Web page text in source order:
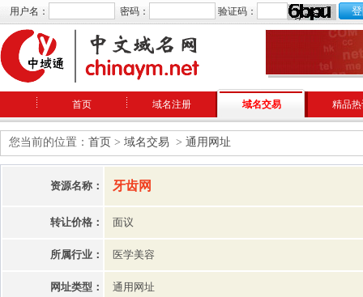
用户名： 密码： 验证码：
首页 域名注册 域名交易 精品
您当前的位置： 首页 > 域名交易 > 通用网址
资源名称： 牙齿网
转让价格： 面议
所属行业： 医学美容
网址类型： 通用网址